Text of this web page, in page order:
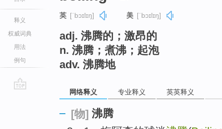
释义
权威词典
用法
例句
英 [ˈbɔɪlɪŋ] 美 [ˈbɔɪlɪŋ]
adj. 沸腾的；激昂的
n. 沸腾；煮沸；起泡
adv. 沸腾地
网络释义 专业释义 英英释义
[物] 沸腾